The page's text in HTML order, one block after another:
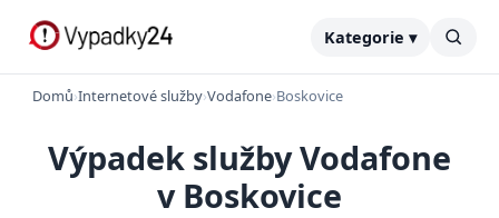
Kategorie ▾
Domů›Internetové služby›Vodafone›Boskovice
Výpadek služby Vodafone
v Boskovice